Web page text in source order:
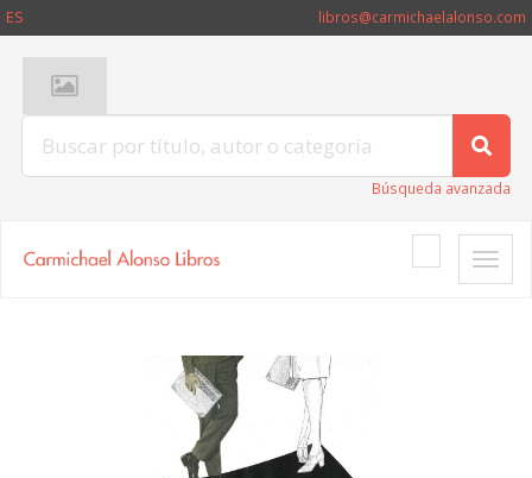
ES libros@carmichaelalonso.com
Búsqueda avanzada
Toggle